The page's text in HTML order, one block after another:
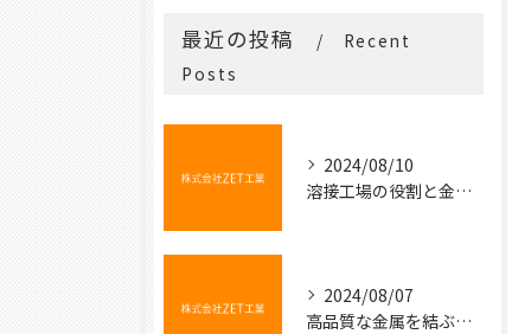
最近の投稿
Recent
Posts
2024/08/10
溶接工場の役割と金属加工の基本
2024/08/07
高品質な金属を結ぶ魔法の技術